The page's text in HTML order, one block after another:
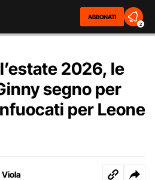
ABBONATI
2
2026, le
segno per
per Leone
Viola